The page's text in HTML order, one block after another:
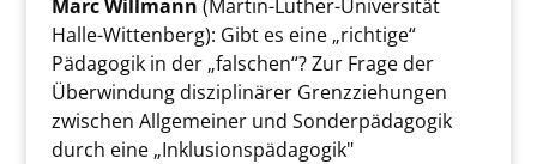
Marc Willmann (Martin-Luther-Universität
Halle-Wittenberg): Gibt es eine „richtige“
Pädagogik in der „falschen“? Zur Frage der
Überwindung disziplinärer Grenzziehungen
zwischen Allgemeiner und Sonderpädagogik
durch eine „Inklusionspädagogik"